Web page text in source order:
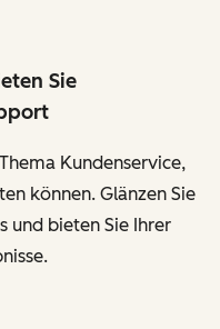
Sie
Kundenservice,
können. Glänzen Sie
und bieten Sie Ihrer